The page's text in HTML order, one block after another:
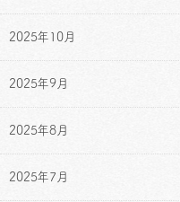
2025年10月
2025年9月
2025年8月
2025年7月